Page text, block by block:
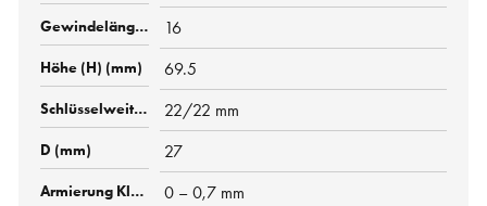
16
69.5
22/22 mm
27
0 – 0,7 mm